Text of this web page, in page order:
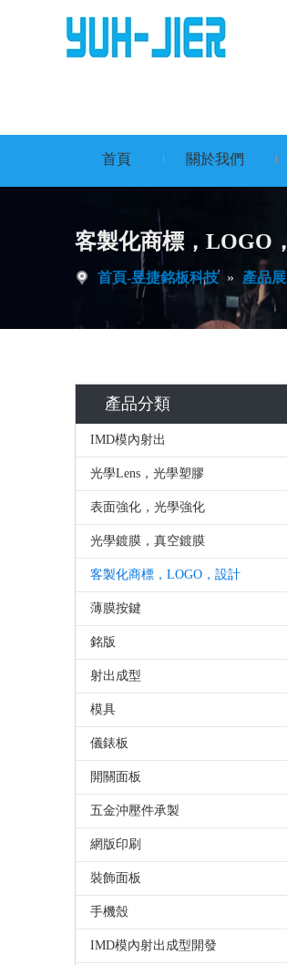
首頁 關於我們
客製化商標，LOGO
首頁-昱捷銘板科技 » 產品
產品分類
IMD模內射出
光學Lens，光學塑膠
表面強化，光學強化
光學鍍膜，真空鍍膜
客製化商標，LOGO，設計
薄膜按鍵
銘版
射出成型
模具
儀錶板
開關面板
五金沖壓件承製
網版印刷
裝飾面板
手機殼
IMD模內射出成型開發